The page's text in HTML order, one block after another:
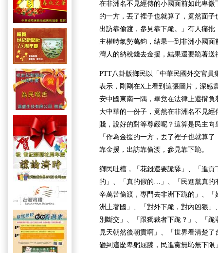
在非洲名不見經傳的小國面前如此卑
的一方，丟了裡子也就算了，竟然面
出訪靠偷渡，參見靠下跪。」有人痛
主權時氣勢萬鈞，結果一到非洲小國
灣人的納稅錢去金援，結果還要跪著
PTT八卦版鄉民以「中華民國外交官員
表示，剛剛在X上看到這張圖片，深感
安中國東南一隅，畢竟在法律上還揹
大中華的一份子，竟然在非洲名不見
賤，說好的對等尊嚴呢？這算是民主
「作為金援的一方，丟了裡子也就算
靠金援，出訪靠偷渡，參見靠下跪。
鄉民吐槽，「花錢還要詭舔」、「進貢
的」、「真的假的…」、「民進黨真的
辛萬苦偷渡，專門去非洲下跪的」、
洲土著國」、「對外下跪，對內凶狠
別斷交」、「跟獨裁者下跪？」、「
見天朝然後朝貢啊」、「世界看清楚
砸到這麼卑躬屈膝，民進黨無恥無下限